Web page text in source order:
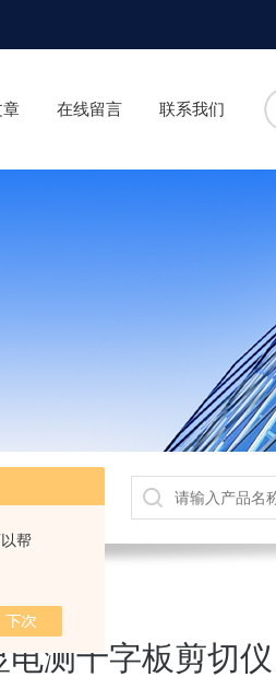
帮
在线留言 联系我们
体方案
测十字板剪切仪